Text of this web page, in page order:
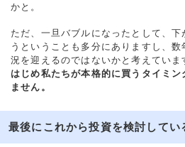
かと。
ただ、一旦バブルになったとして、下
うということも多分にありますし、
況を迎えるのではないかと考えていま
はじめ私たちが本格的に買うタイミ
ません。
最後にこれから投資を検討してい